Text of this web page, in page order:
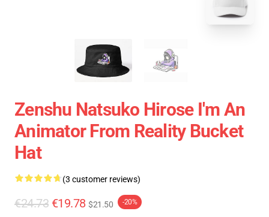
Zenshu Natsuko Hirose I'm An
Animator From Reality Bucket
Hat
(3 customer reviews)
€24.73 €19.78 $21.50 -20%